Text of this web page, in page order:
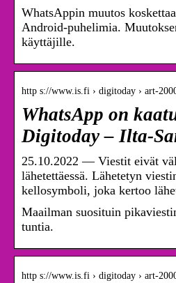
WhatsAppin muutos
Android-puhelimia.
käyttäjille.
http s://www.is.fi › digitoday › art-
WhatsApp on
Digitoday – Ilta-
25.10.2022 — Viestit eivät
lähetettäessä. Lähetetyn
kellosymboli, joka kertoo
Maailman suosituin
tuntia.
http s://www.is.fi › digitoday › art-